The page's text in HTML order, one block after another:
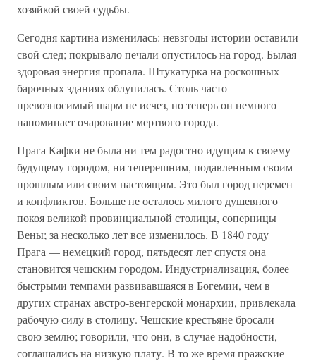
хозяйкой своей судьбы.
Сегодня картина изменилась: невзгоды истории оставили
свой след; покрывало печали опустилось на город. Былая
здоровая энергия пропала. Штукатурка на роскошных
барочных зданиях облупилась. Столь часто
превозносимый шарм не исчез, но теперь он немного
напоминает очарование мертвого города.
Прага Кафки не была ни тем радостно идущим к своему
будущему городом, ни теперешним, подавленным своим
прошлым или своим настоящим. Это был город перемен
и конфликтов. Больше не осталось милого душевного
покоя великой провинциальной столицы, соперницы
Вены; за несколько лет все изменилось. В 1840 году
Прага — немецкий город, пятьдесят лет спустя она
становится чешским городом. Индустриализация, более
быстрыми темпами развивавшаяся в Богемии, чем в
других странах австро-венгерской монархии, привлекала
рабочую силу в столицу. Чешские крестьяне бросали
свою землю; говорили, что они, в случае надобности,
соглашались на низкую плату. В то же время пражские